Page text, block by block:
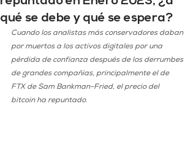
qué se debe y qué se espera?
Cuando los analistas más conservadores daban
por muertos a los activos digitales por una
pérdida de confianza después de los derrumbes
de grandes compañías, principalmente el de
FTX de Sam Bankman-Fried, el precio del
bitcoin ha repuntado.